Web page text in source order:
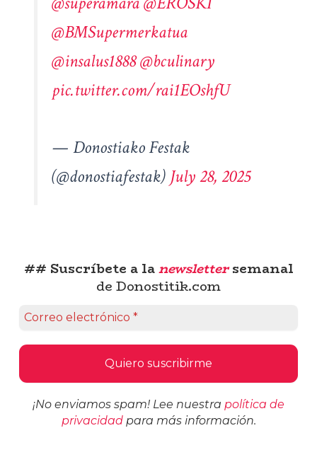
@BMSupermerkatua
@insalus1888@bculinary
pic.twitter.com/rai1EOshfU
— Donostiako Festak
(@donostiafestak) July 28, 2025
## Suscríbete a lanewslettersemanal
de Donostitik.com
¡No enviamos spam! Lee nuestra política de
privacidadpara más información.